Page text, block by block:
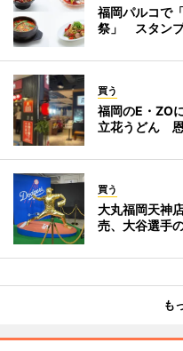
福岡パルコで
祭」 スタン
買う
福岡のE・ZO
立花うどん 恩
買う
大丸福岡天神
売、大谷選手
も